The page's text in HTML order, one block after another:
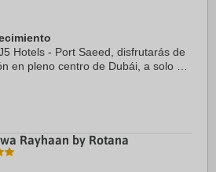
Hotels - Port Saeed, disfrutarás de
en pleno centro de Dubái, a solo 5
Rayhaan by Rotana